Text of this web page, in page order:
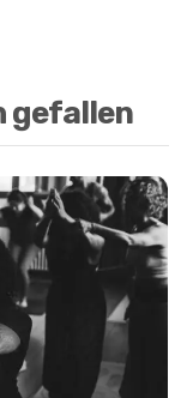
gefallen